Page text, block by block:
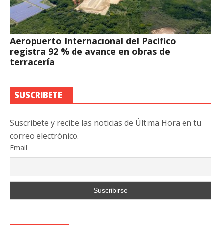
Aeropuerto Internacional del Pacífico
registra 92 % de avance en obras de
terracería
SUSCRIBETE
Suscribete y recibe las noticias de Última Hora en tu
correo electrónico.
Email